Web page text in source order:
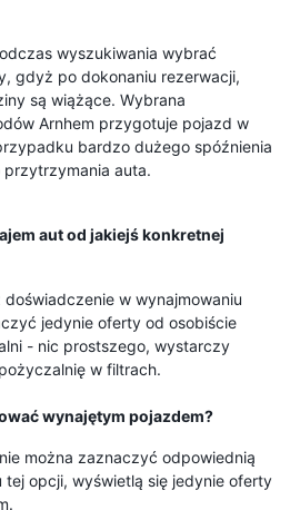
wyszukiwania wybrać
gdyż po dokonaniu rezerwacji,
są wiążące. Wybrana
Arnhem przygotuje pojazd w
bardzo dużego spóźnienia
auta.
aut od jakiejś konkretnej
w wynajmowaniu
jedynie oferty od osobiście
- nic prostszego, wystarczy
w filtrach.
wynajętym pojazdem?
można zaznaczyć odpowiednią
tej opcji, wyświetlą się jedynie oferty